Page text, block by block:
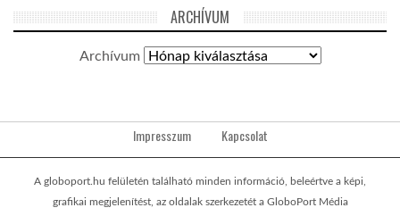
ARCHÍVUM
Archívum
Impresszum Kapcsolat
A globoport.hu felületén található minden információ, beleértve a képi,
grafikai megjelenítést, az oldalak szerkezetét a GloboPort Média